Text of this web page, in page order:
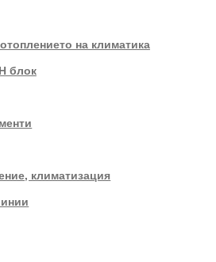
на климатика
блок
климатизация